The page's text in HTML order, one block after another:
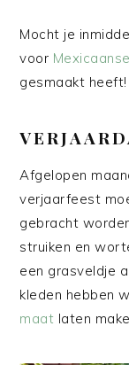
Mocht je
voor
gesmaakt heeft!
Afgelopen
verjaarfeest
gebracht
struiken en
een grasveldje
kleden hebben
maat laten